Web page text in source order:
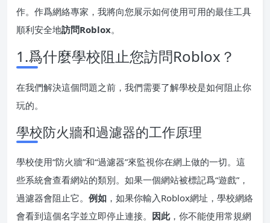
作。作爲網絡專家，我將向您展示如何使用可用的最佳工具
順利安全地訪問Roblox。
1.爲什麼學校阻止您訪問Roblox？
在我們解決這個問題之前，我們需要了解學校是如何阻止你
玩的。
學校防火牆和過濾器的工作原理
學校使用“防火牆”和“過濾器”來監視你在網上做的一切。這
些系統會查看網站的類別。如果一個網站被標記爲“遊戲”，
過濾器會阻止它。 例如 ，如果你輸入Roblox網址，學校網絡
會看到這個名字並立即停止連接。 因此，你不能使用常規網